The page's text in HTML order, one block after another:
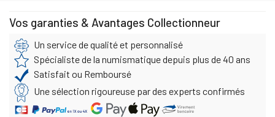
Vos garanties & Avantages Collectionneur
Un service de qualité et personnalisé
Spécialiste de la numismatique depuis plus de 40 ans
Satisfait ou Remboursé
Une sélection rigoureuse par des experts confirmés